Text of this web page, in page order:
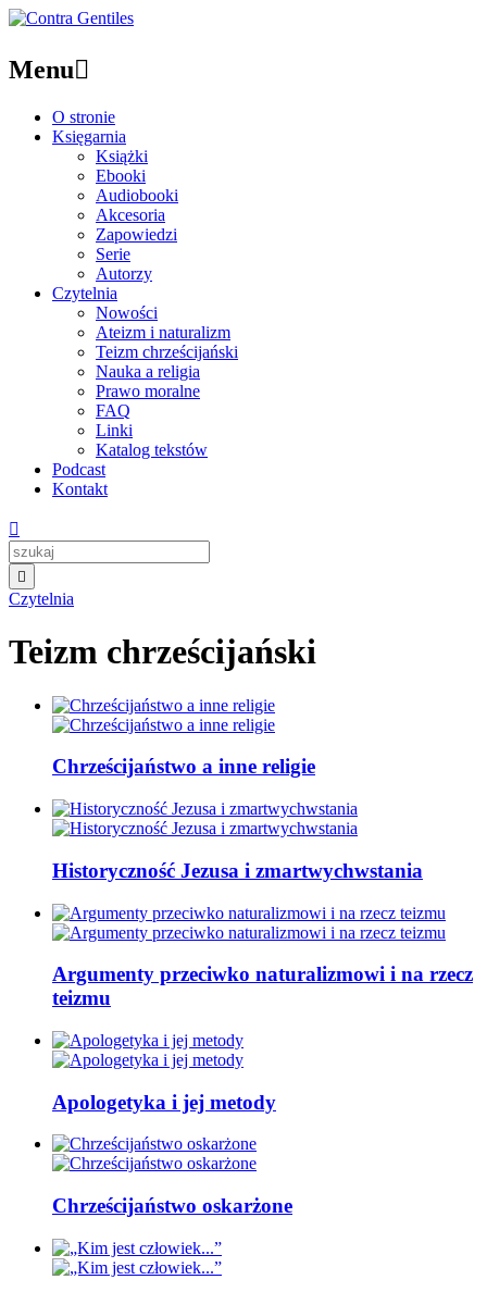
Menu
O stronie
Księgarnia
Książki
Ebooki
Audiobooki
Akcesoria
Zapowiedzi
Serie
Autorzy
Czytelnia
Nowości
Ateizm i naturalizm
Teizm chrześcijański
Nauka a religia
Prawo moralne
FAQ
Linki
Katalog tekstów
Podcast
Kontakt


Czytelnia
Teizm chrześcijański
Chrześcijaństwo a inne religie
Historyczność Jezusa i zmartwychwstania
Argumenty przeciwko naturalizmowi i na rzecz
teizmu
Apologetyka i jej metody
Chrześcijaństwo oskarżone